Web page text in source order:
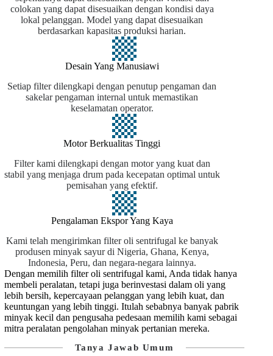
colokan yang dapat disesuaikan dengan kondisi daya
lokal pelanggan. Model yang dapat disesuaikan
berdasarkan kapasitas produksi harian.
Desain Yang Manusiawi
Setiap filter dilengkapi dengan penutup pengaman dan
sakelar pengaman internal untuk memastikan
keselamatan operator.
Motor Berkualitas Tinggi
Filter kami dilengkapi dengan motor yang kuat dan
stabil yang menjaga drum pada kecepatan optimal untuk
pemisahan yang efektif.
Pengalaman Ekspor Yang Kaya
Kami telah mengirimkan filter oli sentrifugal ke banyak
produsen minyak sayur di Nigeria, Ghana, Kenya,
Indonesia, Peru, dan negara-negara lainnya.
Dengan memilih filter oli sentrifugal kami, Anda tidak hanya
membeli peralatan, tetapi juga berinvestasi dalam oli yang
lebih bersih, kepercayaan pelanggan yang lebih kuat, dan
keuntungan yang lebih tinggi. Itulah sebabnya banyak pabrik
minyak kecil dan pengusaha pedesaan memilih kami sebagai
mitra peralatan pengolahan minyak pertanian mereka.
Tanya Jawab Umum